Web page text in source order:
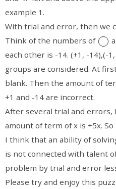
example 1.
With trial and error, then we
Think of the numbers of
each other is -14. (+1, -14),(-
groups are considered. At
blank. Then the amount of
+1 and -14 are incorrect.
After several trial and errors,
amount of term of x is +5x.
I think that an ability of
is not connected with talent
problem by trial and error
Please try and enjoy this